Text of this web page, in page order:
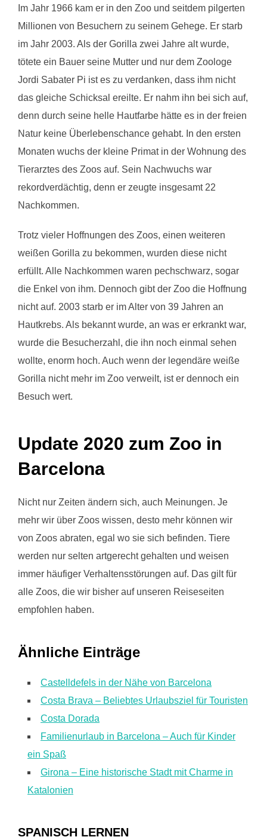
Im Jahr 1966 kam er in den Zoo und seitdem pilgerten
Millionen von Besuchern zu seinem Gehege. Er starb
im Jahr 2003. Als der Gorilla zwei Jahre alt wurde,
tötete ein Bauer seine Mutter und nur dem Zoologe
Jordi Sabater Pi ist es zu verdanken, dass ihm nicht
das gleiche Schicksal ereilte. Er nahm ihn bei sich auf,
denn durch seine helle Hautfarbe hätte es in der freien
Natur keine Überlebenschance gehabt. In den ersten
Monaten wuchs der kleine Primat in der Wohnung des
Tierarztes des Zoos auf. Sein Nachwuchs war
rekordverdächtig, denn er zeugte insgesamt 22
Nachkommen.
Trotz vieler Hoffnungen des Zoos, einen weiteren
weißen Gorilla zu bekommen, wurden diese nicht
erfüllt. Alle Nachkommen waren pechschwarz, sogar
die Enkel von ihm. Dennoch gibt der Zoo die Hoffnung
nicht auf. 2003 starb er im Alter von 39 Jahren an
Hautkrebs. Als bekannt wurde, an was er erkrankt war,
wurde die Besucherzahl, die ihn noch einmal sehen
wollte, enorm hoch. Auch wenn der legendäre weiße
Gorilla nicht mehr im Zoo verweilt, ist er dennoch ein
Besuch wert.
Update 2020 zum Zoo in
Barcelona
Nicht nur Zeiten ändern sich, auch Meinungen. Je
mehr wir über Zoos wissen, desto mehr können wir
von Zoos abraten, egal wo sie sich befinden. Tiere
werden nur selten artgerecht gehalten und weisen
immer häufiger Verhaltensstörungen auf. Das gilt für
alle Zoos, die wir bisher auf unseren Reiseseiten
empfohlen haben.
Ähnliche Einträge
Castelldefels in der Nähe von Barcelona
Costa Brava – Beliebtes Urlaubsziel für Touristen
Costa Dorada
Familienurlaub in Barcelona – Auch für Kinder
ein Spaß
Girona – Eine historische Stadt mit Charme in
Katalonien
SPANISCH LERNEN